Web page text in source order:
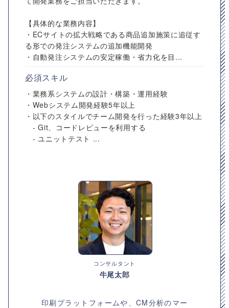
【具体的な業務内容】
・ECサイトの拡大戦略である商品追加施策に追従す
る形での発注システムの追加機能開発
・自動発注システムの安定稼働・省力化を目...
必須スキル
・業務系システムの設計・構築・運用経験
・Webシステム開発経験5年以上
・以下のスタイルでチーム開発を行った経験3年以上
- Git、コードレビューを利用する
- ユニットテスト ...
コンサルタント
牛尾太郎
印刷プラットフォームや、CM分析のマー